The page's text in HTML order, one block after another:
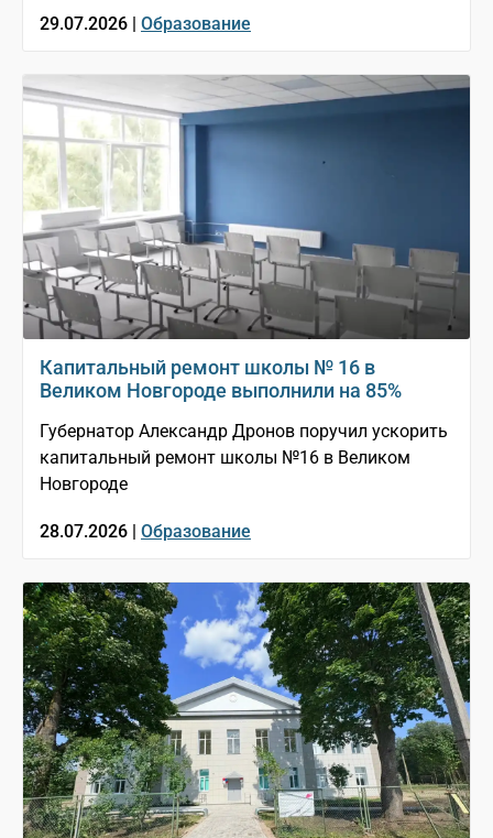
29.07.2026 | Образование
Капитальный ремонт школы № 16 в
Великом Новгороде выполнили на 85%
Губернатор Александр Дронов поручил ускорить
капитальный ремонт школы №16 в Великом
Новгороде
28.07.2026 | Образование